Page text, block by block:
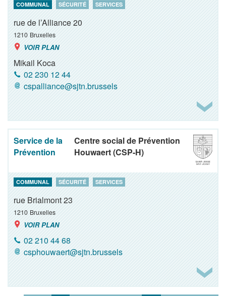
COMMUNAL SÉCURITÉ SERVICES
rue de l’Alliance 20
1210 Bruxelles
VOIR PLAN
Mikail Koca
02 230 12 44
cspalliance@sjtn.brussels
Service de la
Prévention
Centre social de Prévention
Houwaert (CSP-H)
COMMUNAL SÉCURITÉ SERVICES
rue Brialmont 23
1210 Bruxelles
VOIR PLAN
02 210 44 68
csphouwaert@sjtn.brussels